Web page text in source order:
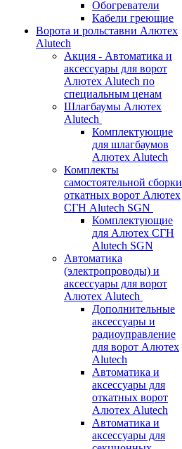
Обогреватели
Кабели греющие
Ворота и рольставни Алютех
Alutech
Акция - Автоматика и
аксессуары для ворот
Алютех Alutech по
специальным ценам
Шлагбаумы Алютех
Alutech
Комплектующие
для шлагбаумов
Алютех Alutech
Комплекты
самостоятельной сборки
откатных ворот Алютех
СГН Alutech SGN
Комплектующие
для Алютех СГН
Alutech SGN
Автоматика
(электропроводы) и
аксессуары для ворот
Алютех Alutech
Дополнительные
аксессуары и
радиоуправление
для ворот Алютех
Alutech
Автоматика и
аксессуары для
откатных ворот
Алютех Alutech
Автоматика и
аксессуары для